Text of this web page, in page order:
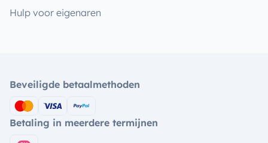
Hulp voor eigenaren
Beveiligde betaalmethoden
Betaling in meerdere termijnen